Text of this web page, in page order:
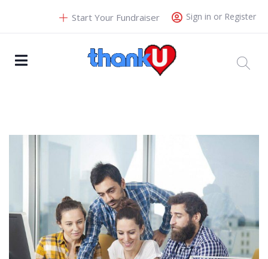
Sign in or Register
Start Your Fundraiser